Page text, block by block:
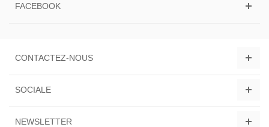
FACEBOOK
CONTACTEZ-NOUS
SOCIALE
NEWSLETTER